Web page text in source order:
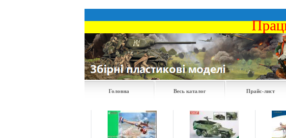
Головна Весь каталог Прайс-лист